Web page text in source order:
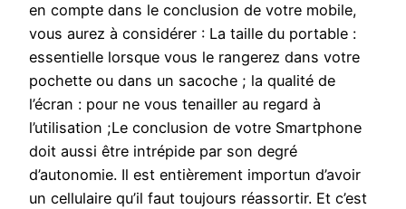
en compte dans le conclusion de votre mobile,
vous aurez à considérer : La taille du portable :
essentielle lorsque vous le rangerez dans votre
pochette ou dans un sacoche ; la qualité de
l’écran : pour ne vous tenailler au regard à
l’utilisation ;Le conclusion de votre Smartphone
doit aussi être intrépide par son degré
d’autonomie. Il est entièrement importun d’avoir
un cellulaire qu’il faut toujours réassortir. Et c’est